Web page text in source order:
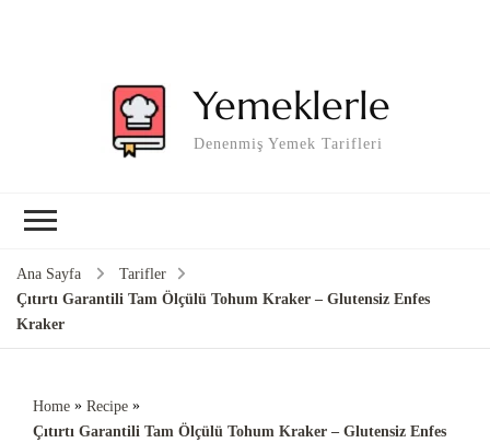
Yemeklerle
Denenmiş Yemek Tarifleri
Ana Sayfa
Tarifler
Çıtırtı Garantili Tam Ölçülü Tohum Kraker – Glutensiz Enfes
Kraker
Home » Recipe »
Çıtırtı Garantili Tam Ölçülü Tohum Kraker – Glutensiz Enfes